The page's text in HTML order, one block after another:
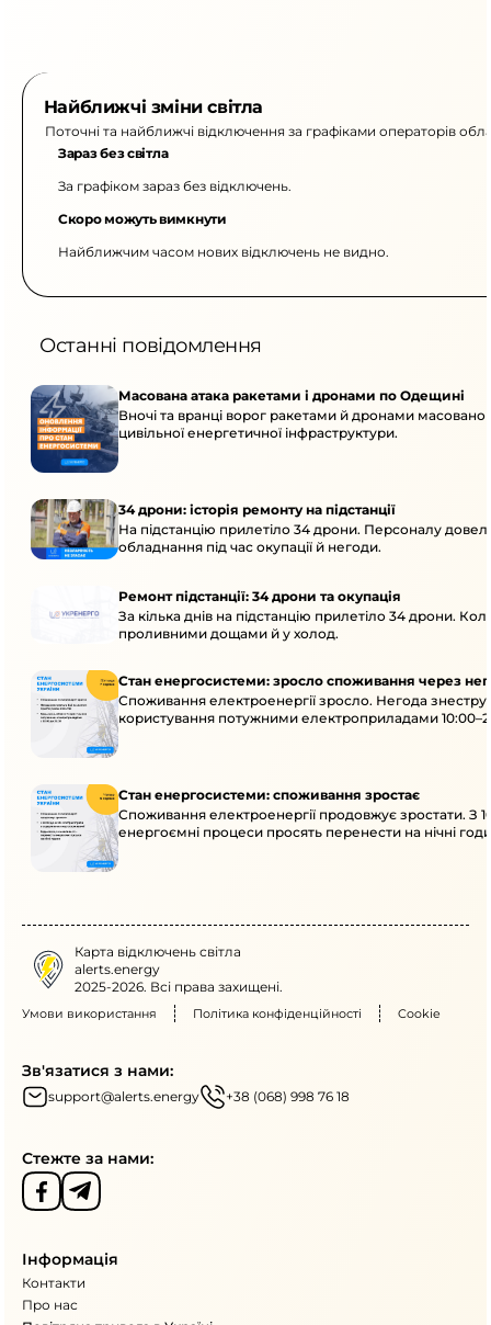
Найближчі зміни світла
Поточні та найближчі відключення за графіками операторів
Зараз без світла
За графіком зараз без відключень.
Скоро можуть вимкнути
Найближчим часом нових відключень не видно.
Останні повідомлення
Масована атака ракетами і дронами по Одещині
Вночі та вранці ворог ракетами й дронами
цивільної енергетичної інфраструктури.
34 дрони: історія ремонту на підстанції
На підстанцію прилетіло 34 дрони. Персоналу
обладнання під час окупації й негоди.
Ремонт підстанції: 34 дрони та окупація
За кілька днів на підстанцію прилетіло 34 дрони.
проливними дощами й у холод.
Стан енергосистеми: зросло споживання через
Споживання електроенергії зросло. Негода
користування потужними електроприладами
Стан енергосистеми: споживання зростає
Споживання електроенергії продовжує зростати. З
енергоємні процеси просять перенести на нічні
Карта відключень світла
alerts.energy
2025-2026. Всі права захищені.
Умови використання Політика конфіденційності Cookie
Зв'язатися з нами:
support@alerts.energy +38 (068) 998 76 18
Стежте за нами:
Інформація
Контакти
Про нас